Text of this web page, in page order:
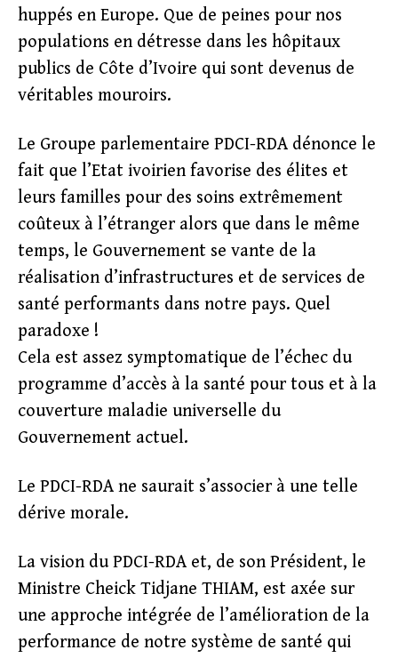
huppés en Europe. Que de peines pour nos
populations en détresse dans les hôpitaux
publics de Côte d’Ivoire qui sont devenus de
véritables mouroirs.
Le Groupe parlementaire PDCI-RDA dénonce le
fait que l’Etat ivoirien favorise des élites et
leurs familles pour des soins extrêmement
coûteux à l’étranger alors que dans le même
temps, le Gouvernement se vante de la
réalisation d’infrastructures et de services de
santé performants dans notre pays. Quel
paradoxe !
Cela est assez symptomatique de l’échec du
programme d’accès à la santé pour tous et à la
couverture maladie universelle du
Gouvernement actuel.
Le PDCI-RDA ne saurait s’associer à une telle
dérive morale.
La vision du PDCI-RDA et, de son Président, le
Ministre Cheick Tidjane THIAM, est axée sur
une approche intégrée de l’amélioration de la
performance de notre système de santé qui